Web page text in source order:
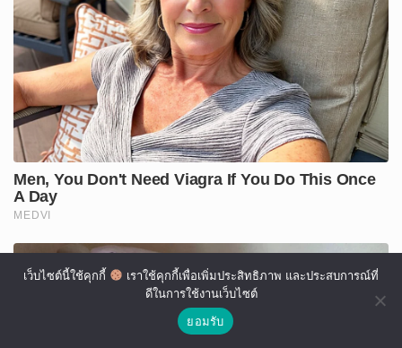
เว็บไซต์นี้ใช้คุกกี้
เราใช้คุกกี้เพื่อเพิ่มประสิทธิภาพ และประสบการณ์ที่
ดีในการใช้งานเว็บไซต์
ยอมรับ